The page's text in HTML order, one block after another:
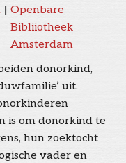
| Openbare
Bibliiotheek
Amsterdam
donorkind,
uit.
is om donorkind te
hun zoektocht
vader en